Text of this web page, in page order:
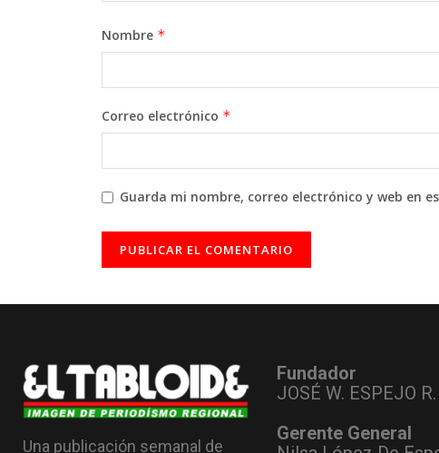
Nombre *
Correo electrónico *
Guarda mi nombre, correo electrónico y web en
Una publicación semanal de
Fundador
JOSÉ W. ESPEJO R.
Gerente General